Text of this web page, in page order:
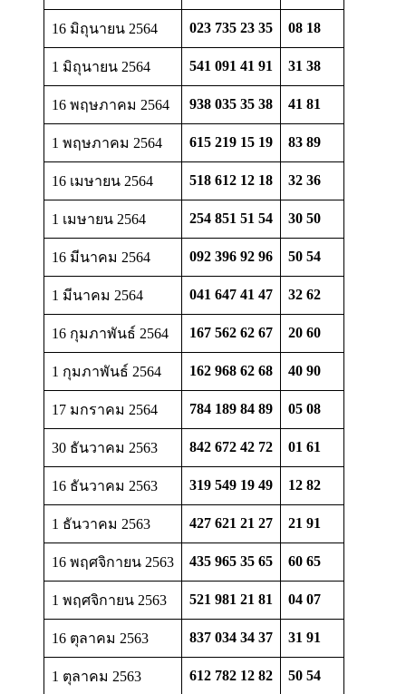
16 มิถุนายน 2564 023 735 23 35 08 18
1 มิถุนายน 2564 541 091 41 91 31 38
16 พฤษภาคม 2564 938 035 35 38 41 81
1 พฤษภาคม 2564 615 219 15 19 83 89
16 เมษายน 2564 518 612 12 18 32 36
1 เมษายน 2564 254 851 51 54 30 50
16 มีนาคม 2564 092 396 92 96 50 54
1 มีนาคม 2564 041 647 41 47 32 62
16 กุมภาพันธ์ 2564 167 562 62 67 20 60
1 กุมภาพันธ์ 2564 162 968 62 68 40 90
17 มกราคม 2564 784 189 84 89 05 08
30 ธันวาคม 2563 842 672 42 72 01 61
16 ธันวาคม 2563 319 549 19 49 12 82
1 ธันวาคม 2563 427 621 21 27 21 91
16 พฤศจิกายน 2563 435 965 35 65 60 65
1 พฤศจิกายน 2563 521 981 21 81 04 07
16 ตุลาคม 2563 837 034 34 37 31 91
1 ตุลาคม 2563 612 782 12 82 50 54